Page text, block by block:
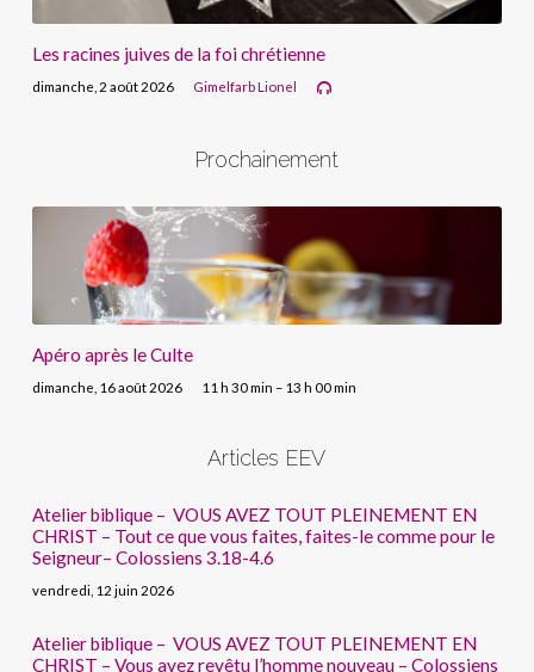
Les racines juives de la foi chrétienne
dimanche, 2 août 2026 Gimelfarb Lionel
Prochainement
Apéro après le Culte
dimanche, 16 août 2026 11 h 30 min – 13 h 00 min
Articles EEV
Atelier biblique – VOUS AVEZ TOUT PLEINEMENT EN
CHRIST – Tout ce que vous faites, faites-le comme pour le
Seigneur– Colossiens 3.18-4.6
vendredi, 12 juin 2026
Atelier biblique – VOUS AVEZ TOUT PLEINEMENT EN
CHRIST – Vous avez revêtu l’homme nouveau – Colossiens